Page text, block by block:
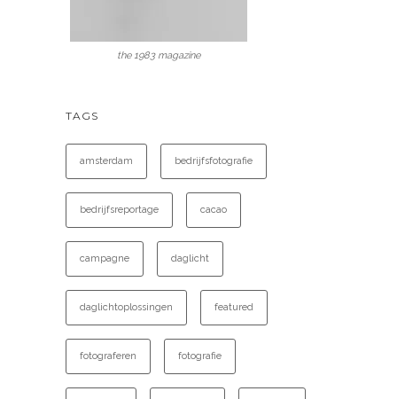
the 1983 magazine
TAGS
amsterdam bedrijfsfotografie
bedrijfsreportage cacao
campagne daglicht
daglichtoplossingen featured
fotograferen fotografie